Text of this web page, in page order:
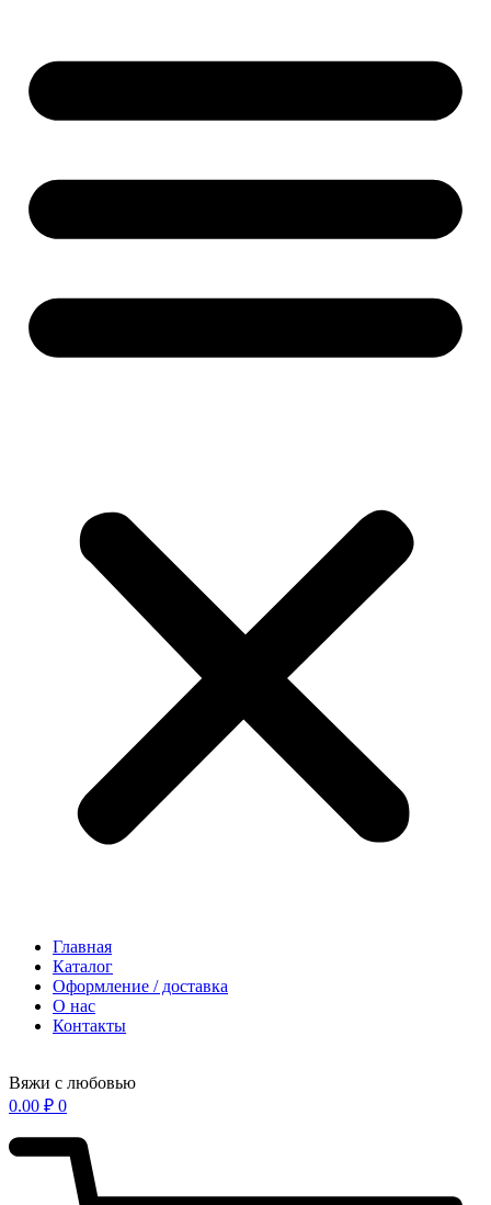
Главная
Каталог
Оформление / доставка
О нас
Контакты
Вяжи с любовью
0.00 ₽ 0